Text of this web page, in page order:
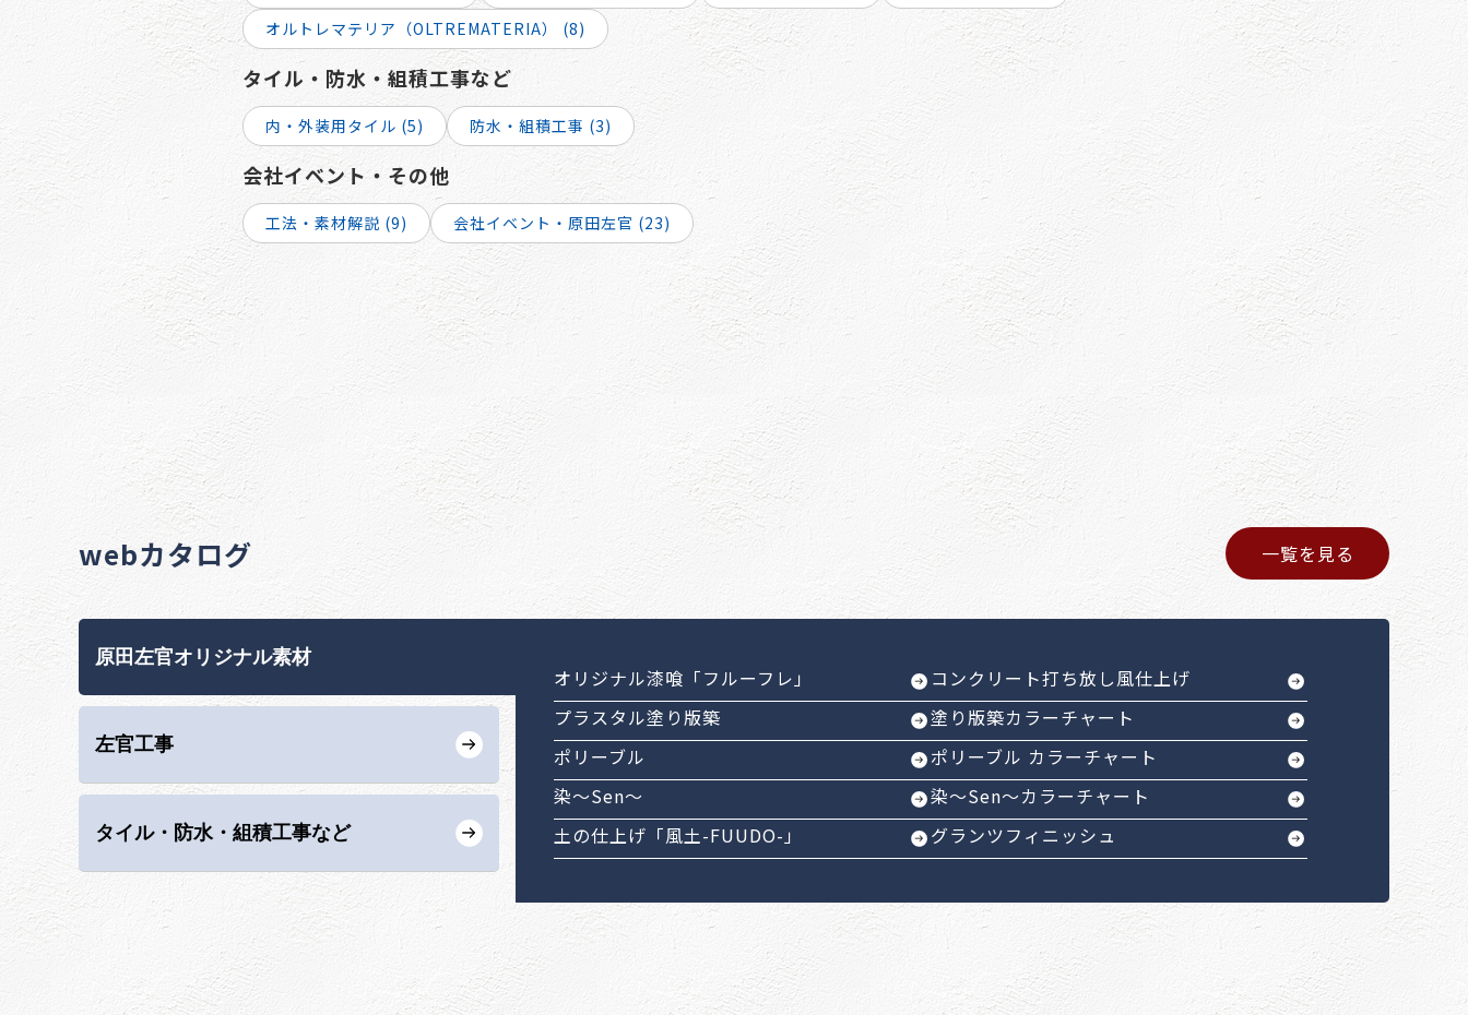
オルトレマテリア（OLTREMATERIA） (8)
タイル・防水・組積工事など
内・外装用タイル (5) 防水・組積工事 (3)
会社イベント・その他
工法・素材解説 (9) 会社イベント・原田左官 (23)
webカタログ 一覧を見る
原田左官オリジナル素材
左官工事
タイル・防水・組積工事など
オリジナル漆喰「フルーフレ」
コンクリート打ち放し風仕上げ
プラスタル塗り版築
塗り版築カラーチャート
ポリーブル
ポリーブル カラーチャート
染～Sen～
染～Sen～カラーチャート
土の仕上げ「風土-FUUDO-」
グランツフィニッシュ